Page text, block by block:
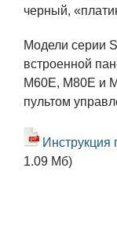
черный,
Модели серии
встроенной
M60E, M80E и
пультом
Инструкция
1.09 Мб)